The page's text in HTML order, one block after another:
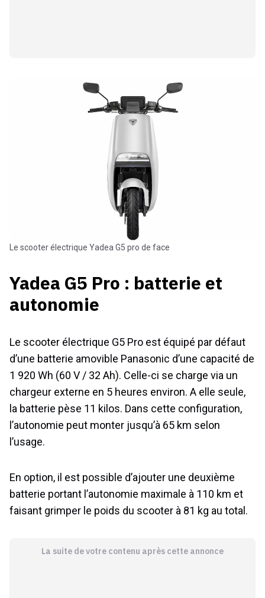
Le scooter électrique Yadea G5 pro de face
Yadea G5 Pro : batterie et
autonomie
Le scooter électrique G5 Pro est équipé par défaut
d’une batterie amovible Panasonic d’une capacité de
1 920 Wh (60 V / 32 Ah). Celle-ci se charge via un
chargeur externe en 5 heures environ. A elle seule,
la batterie pèse 11 kilos. Dans cette configuration,
l’autonomie peut monter jusqu’à 65 km selon
l’usage.
En option, il est possible d’ajouter une deuxième
batterie portant l’autonomie maximale à 110 km et
faisant grimper le poids du scooter à 81 kg au total.
La suite de votre contenu après cette annonce